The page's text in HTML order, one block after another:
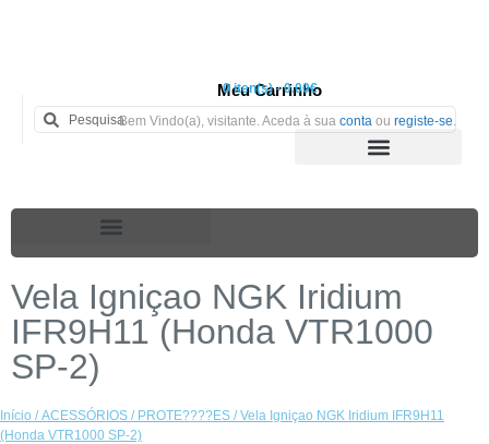
Meu Carrinho
0 iten(s) - 0.00€
Bem Vindo(a), visitante. Aceda à sua conta ou registe-se.
Vela Igniçao NGK Iridium
IFR9H11 (Honda VTR1000
SP-2)
Início /ACESSÓRIOS / PROTE????ES / Vela Igniçao NGK Iridium IFR9H11
(Honda VTR1000 SP-2)